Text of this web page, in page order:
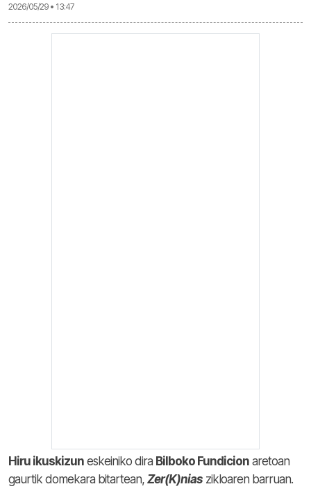
2026/05/29 • 13:47
Hiru ikuskizun eskeiniko dira Bilboko Fundicion aretoan
gaurtik domekara bitartean, Zer(K)nias zikloaren barruan.